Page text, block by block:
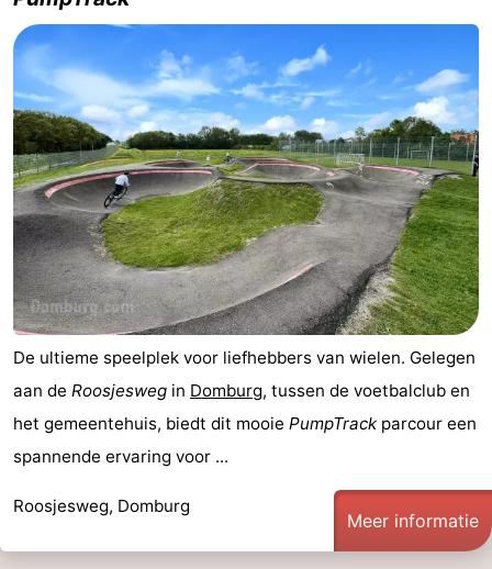
&
doen
Bezienswaardigheden
Musea
-
Monumenten
-
Molens
-
Vuurtorens
-
Uitkijkpunten
Attracties
-
Speeltuinen
-
Binnenspeeltuinen
-
Bowlen
-
De ultieme speelplek voor liefhebbers van wielen. Gelegen
aan de Roosjesweg in Domburg, tussen de voetbalclub en
het gemeentehuis, biedt dit mooie PumpTrack parcour een
spannende ervaring voor ...
Roosjesweg, Domburg
Meer informatie